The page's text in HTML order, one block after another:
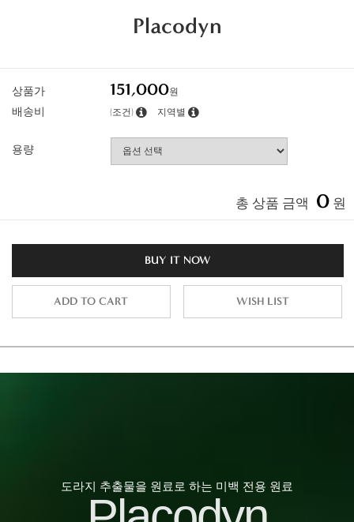
Placodyn
상품가 151,000원
배송비 (조건) 지역별
용량
총 상품 금액 0 원
BUY IT NOW
ADD TO CART WISH LIST
도라지 추출물을 원료로 하는 미백 전용 원료